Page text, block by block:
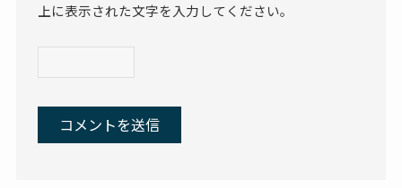
上に表示された文字を入力してください。